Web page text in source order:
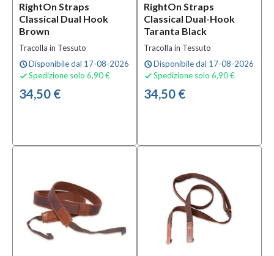
Tipologia
Tracolla
da Buca
(10)
Tracolla
in
Tessuto
Condizione
Prezzo
RightOn Straps
Classical Dual Hook
Brown
Tracolla in Tessuto
scheduleDisponibile dal 17-08-2026
 Spedizione solo 6,90 €
34,50 €
RightOn Straps
Classical Dual-Hook
Taranta Black
Tracolla in Tessuto
scheduleDisponibile dal 17-08-2026
 Spedizione solo 6,90 €
34,50 €